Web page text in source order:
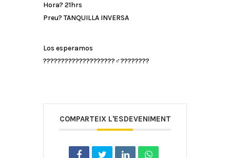
Hora? 21hrs
Preu? TANQUILLA INVERSA
Los esperamos
????????????????????‍♂️????????️
COMPARTEIX L'ESDEVENIMENT